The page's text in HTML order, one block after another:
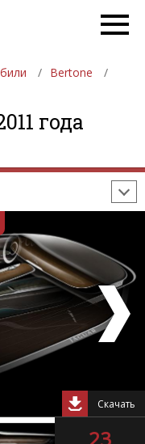
Bertone
года
ДЕВУШКИ
Скачать